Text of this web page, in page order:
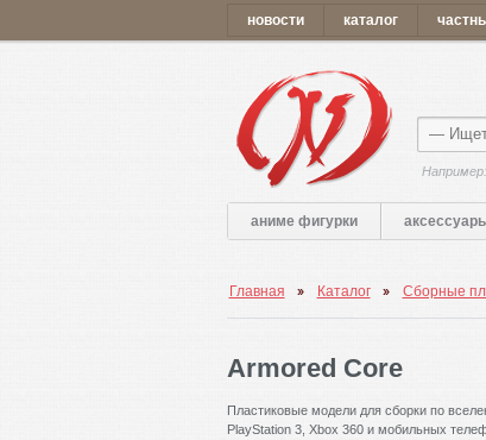
новости каталог
аниме фигурки
Главная Каталог Сборные
Armored Core
Пластиковые модели для сборки по
PlayStation 3, Xbox 360 и мобильных